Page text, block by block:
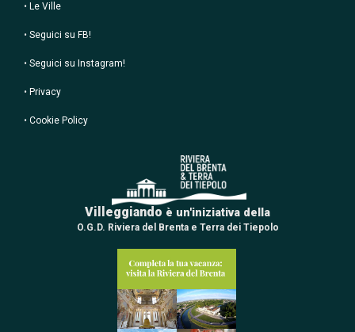
• Le Ville
• Seguici su FB!
• Seguici su Instagram!
• Privacy
• Cookie Policy
Villeggiando è un'iniziativa della
O.G.D. Riviera del Brenta e Terra dei Tiepolo